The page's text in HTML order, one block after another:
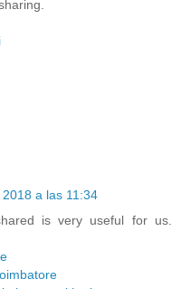
a las 11:34
is very useful for us.